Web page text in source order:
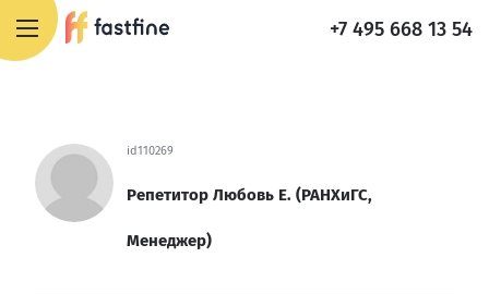
+7 495 668 13 54
id110269
Репетитор Любовь Е. (РАНХиГС,
Менеджер)